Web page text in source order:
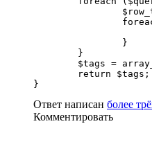
}
Ответ написан более
Комментировать